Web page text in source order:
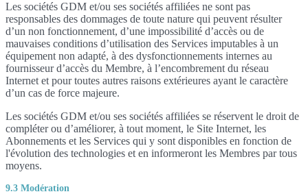
Les sociétés GDM et/ou ses sociétés affiliées ne sont pas
responsables des dommages de toute nature qui peuvent résulter
d’un non fonctionnement, d’une impossibilité d’accès ou de
mauvaises conditions d’utilisation des Services imputables à un
équipement non adapté, à des dysfonctionnements internes au
fournisseur d’accès du Membre, à l’encombrement du réseau
Internet et pour toutes autres raisons extérieures ayant le caractère
d’un cas de force majeure.
Les sociétés GDM et/ou ses sociétés affiliées se réservent le droit de
compléter ou d’améliorer, à tout moment, le Site Internet, les
Abonnements et les Services qui y sont disponibles en fonction de
l'évolution des technologies et en informeront les Membres par tous
moyens.
9.3 Modération